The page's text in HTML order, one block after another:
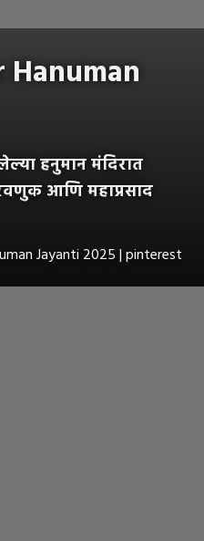
Hanuman
हनुमान मंदिरात
आणि महाप्रसाद
Jayanti 2025 | pinterest